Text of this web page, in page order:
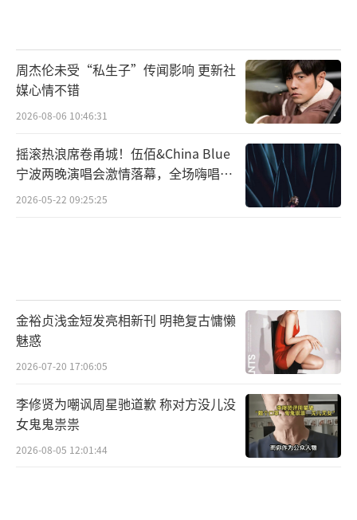
周杰伦未受“私生子”传闻影响 更新社
媒心情不错
2026-08-06 10:46:31
摇滚热浪席卷甬城！伍佰&China Blue
宁波两晚演唱会激情落幕，全场嗨唱氛
围炸裂
2026-05-22 09:25:25
金裕贞浅金短发亮相新刊 明艳复古慵懒
魅惑
2026-07-20 17:06:05
李修贤为嘲讽周星驰道歉 称对方没儿没
女鬼鬼祟祟
2026-08-05 12:01:44